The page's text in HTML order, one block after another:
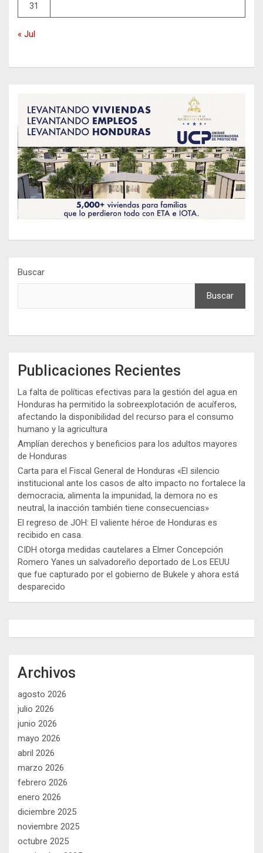
31
« Jul
Buscar
Buscar
Publicaciones Recientes
La falta de políticas efectivas para la gestión del agua en
Honduras ha permitido la sobreexplotación de acuíferos,
afectando la disponibilidad del recurso para el consumo
humano y la agricultura
Amplían derechos y beneficios para los adultos mayores
de Honduras
Carta para el Fiscal General de Honduras «El silencio
institucional ante los casos de alto impacto no fortalece la
democracia, alimenta la impunidad, la demora no es
neutral, la inacción también tiene consecuencias»
El regreso de JOH: El valiente héroe de Honduras es
recibido en casa.
CIDH otorga medidas cautelares a Elmer Concepción
Romero Yanes un salvadoreño deportado de Los EEUU
que fue capturado por el gobierno de Bukele y ahora está
desparecido
Archivos
agosto 2026
julio 2026
junio 2026
mayo 2026
abril 2026
marzo 2026
febrero 2026
enero 2026
diciembre 2025
noviembre 2025
octubre 2025